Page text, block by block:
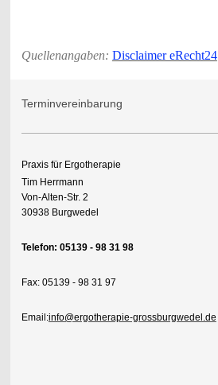
Quellenangaben: Disclaimer eRecht24
Terminvereinbarung
Praxis für Ergotherapie
Tim Herrmann
Von-Alten-Str. 2
30938 Burgwedel
Telefon: 05139 - 98 31 98
Fax: 05139 - 98 31 97
Email:info@ergotherapie-grossburgwedel.de